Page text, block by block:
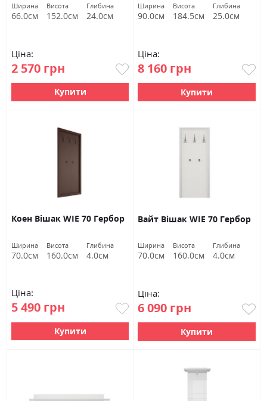
Ширина
66.0см
Висота
152.0см
Глибина
24.0см
Ціна:
2 570 грн
Купити
Ширина
90.0см
Висота
184.5см
Глибина
25.0см
Ціна:
8 160 грн
Купити
Коен Вішак WIE 70 Гербор
Ширина
70.0см
Висота
160.0см
Глибина
4.0см
Ціна:
5 490 грн
Купити
Вайт Вішак WIE 70 Гербор
Ширина
70.0см
Висота
160.0см
Глибина
4.0см
Ціна:
6 090 грн
Купити